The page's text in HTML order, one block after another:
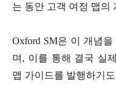
는 동안 고객 여정 맵의
Oxford SM은 이 개념
며, 이를 통해 결국 실
맵 가이드를 발행하기